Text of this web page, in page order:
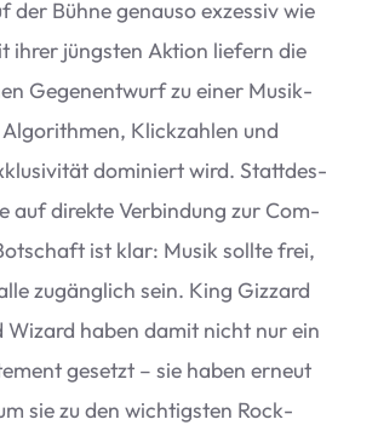
der Bühne genauso exzes­siv wie
ihrer jüngs­ten Aktion lie­fern die
Gegen­ent­wurf zu einer Musik­
Klick­zah­len und
domi­niert wird. Statt­des­
auf direkte Ver­bin­dung zur Com­
ist klar: Musik sollte frei,
zugäng­lich sein. King Giz­zard
Wizard haben damit nicht nur ein
gesetzt – sie haben erneut
sie zu den wich­tigs­ten Rock­